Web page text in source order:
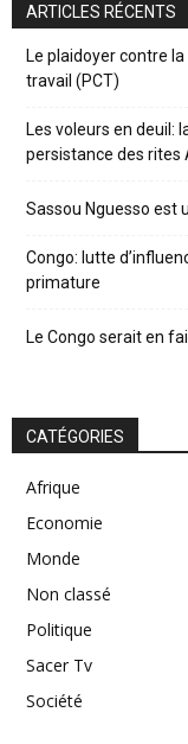
ARTICLES RÉCENTS
Le plaidoyer contre
travail (PCT)
Les voleurs en deuil:
persistance des rites
Sassou Nguesso est
Congo: lutte
primature
Le Congo serait en
CATÉGORIES
Afrique
Economie
Monde
Non classé
Politique
Sacer Tv
Société